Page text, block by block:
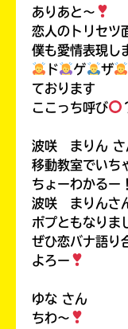
ありあと〜
恋人のトリセツ
僕も愛情表現
ド
ゲ ザ
ております
ここっち呼び
波咲 まりん さ
移動教室でいち
ちょーわかるー！
波咲 まりんさ
ポプともなりま
ぜひ恋バナ語り
よろー
ゆな さん
ちわ〜